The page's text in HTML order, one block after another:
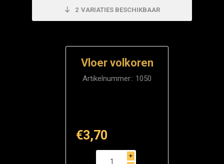
2 VARIATIES BESCHIKBAAR
Vloer volkoren
Artikelnummer:: 1050
€3,70
i